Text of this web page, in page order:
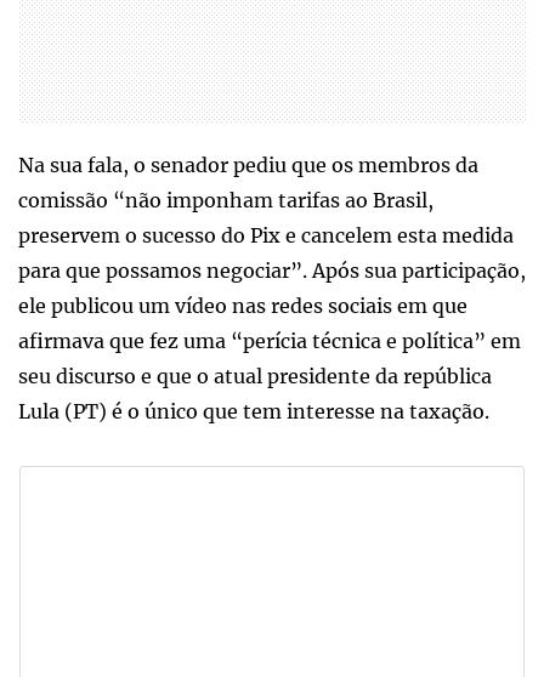
Na sua fala, o senador pediu que os membros da
comissão “não imponham tarifas ao Brasil,
preservem o sucesso do Pix e cancelem esta medida
para que possamos negociar”. Após sua participação,
ele publicou um vídeo nas redes sociais em que
afirmava que fez uma “perícia técnica e política” em
seu discurso e que o atual presidente da república
Lula (PT) é o único que tem interesse na taxação.